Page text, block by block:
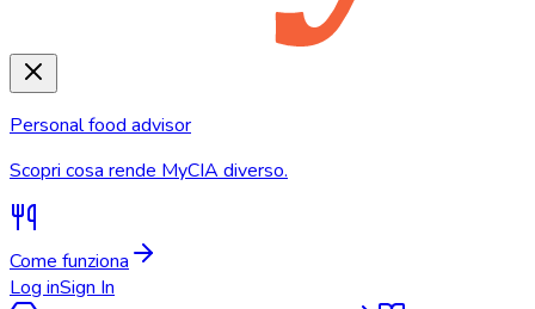
Personal food advisor
Scopri cosa rende MyCIA diverso.
Come funziona
Log inSign In